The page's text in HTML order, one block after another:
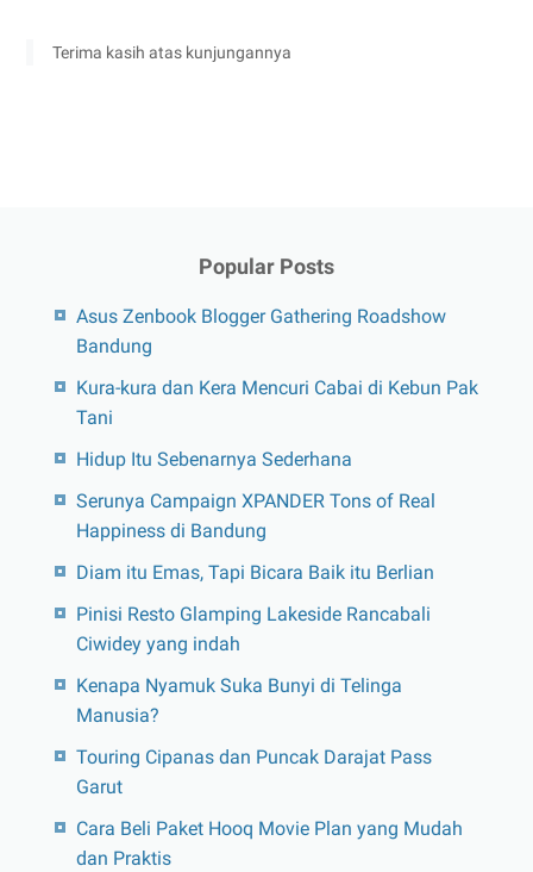
Terima kasih atas kunjungannya
Popular Posts
Asus Zenbook Blogger Gathering Roadshow
Bandung
Kura-kura dan Kera Mencuri Cabai di Kebun Pak
Tani
Hidup Itu Sebenarnya Sederhana
Serunya Campaign XPANDER Tons of Real
Happiness di Bandung
Diam itu Emas, Tapi Bicara Baik itu Berlian
Pinisi Resto Glamping Lakeside Rancabali
Ciwidey yang indah
Kenapa Nyamuk Suka Bunyi di Telinga
Manusia?
Touring Cipanas dan Puncak Darajat Pass
Garut
Cara Beli Paket Hooq Movie Plan yang Mudah
dan Praktis